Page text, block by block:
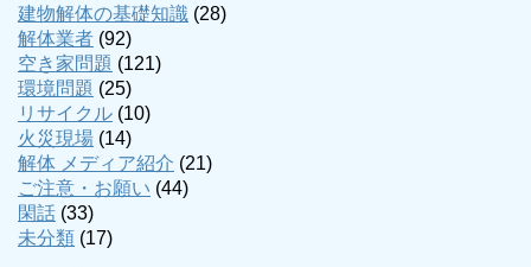
建物解体の基礎知識 (28)
解体業者 (92)
空き家問題 (121)
環境問題 (25)
リサイクル (10)
火災現場 (14)
解体 メディア紹介 (21)
ご注意・お願い (44)
閑話 (33)
未分類 (17)